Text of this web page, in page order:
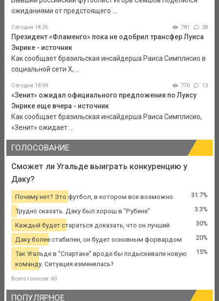
ожиданиями от предстоящего ...
Сегодня 18:26 781 28
Президент «Фламенго» пока не одобрил трансфер Луиса
Энрике - источник
Как сообщает бразильская инсайдерша Раиса Симплисио в
социальной сети Х, ...
Сегодня 18:09 770 13
«Зенит» ожидал официального предложения по Луису
Энрике еще вчера - источник
Как сообщает бразильская инсайдерша Раиса Симплисио,
«Зенит» ожидает ...
ГОЛОСОВАНИЕ
Сможет ли Угальде выиграть конкуренцию у
Даку?
Почему нет? Это футбол, в котором все возможно 31.7%
Трудно сказать. Даку был хорош в "Рубине" 3.3%
Каждый будет стараться доказать, что он лучший 30%
Даку более стабилен, он будет основным форвардом 20%
Так Угальде в "Спартаке" вроде бы подыскивали новую
команду. Ситуация изменилась?
15%
Всего голосов: 60
ПОПУЛЯРНОЕ